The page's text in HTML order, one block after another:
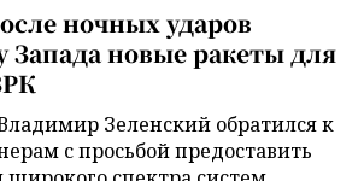
ночных ударов
Запада новые ракеты для
Зеленский обратился к
с просьбой предоставить